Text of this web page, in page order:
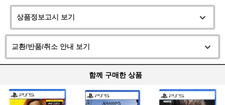
상품정보고시 보기
교환/반품/취소 안내 보기
함께 구매한 상품